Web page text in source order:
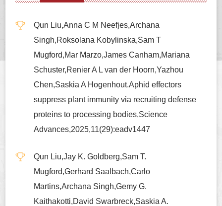
Qun Liu,Anna C M Neefjes,Archana
Singh,Roksolana Kobylinska,Sam T
Mugford,Mar Marzo,James Canham,Mariana
Schuster,Renier A L van der Hoorn,Yazhou
Chen,Saskia A Hogenhout.Aphid effectors
suppress plant immunity via recruiting defense
proteins to processing bodies,Science
Advances,2025,11(29):eadv1447
Qun Liu,Jay K. Goldberg,Sam T.
Mugford,Gerhard Saalbach,Carlo
Martins,Archana Singh,Gemy G.
Kaithakotti,David Swarbreck,Saskia A.